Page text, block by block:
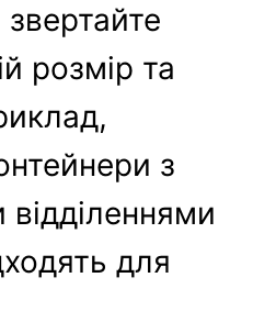
розмір та
з
для